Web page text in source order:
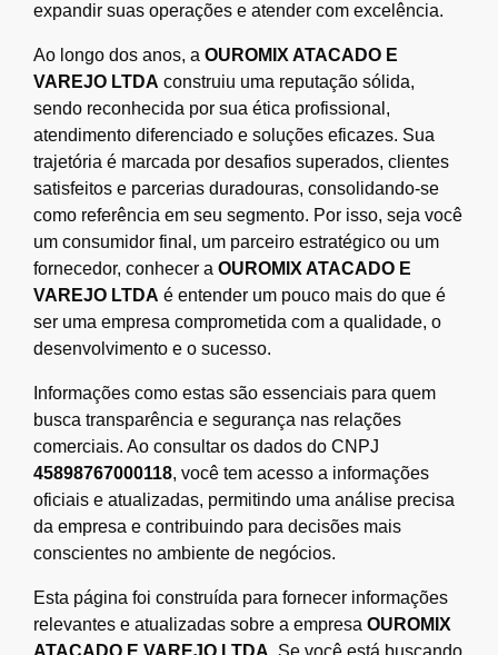
expandir suas operações e atender com excelência.
Ao longo dos anos, a OUROMIX ATACADO E
VAREJO LTDA construiu uma reputação sólida,
sendo reconhecida por sua ética profissional,
atendimento diferenciado e soluções eficazes. Sua
trajetória é marcada por desafios superados, clientes
satisfeitos e parcerias duradouras, consolidando-se
como referência em seu segmento. Por isso, seja você
um consumidor final, um parceiro estratégico ou um
fornecedor, conhecer a OUROMIX ATACADO E
VAREJO LTDA é entender um pouco mais do que é
ser uma empresa comprometida com a qualidade, o
desenvolvimento e o sucesso.
Informações como estas são essenciais para quem
busca transparência e segurança nas relações
comerciais. Ao consultar os dados do CNPJ
45898767000118, você tem acesso a informações
oficiais e atualizadas, permitindo uma análise precisa
da empresa e contribuindo para decisões mais
conscientes no ambiente de negócios.
Esta página foi construída para fornecer informações
relevantes e atualizadas sobre a empresa OUROMIX